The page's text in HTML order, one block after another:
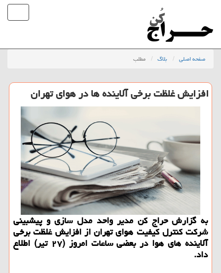
صفحه اصلی بلاگ مطلب
افزایش غلظت برخی آلاینده ها در هوای تهران
به گزارش حراج كن مدیر واحد مدل سازی و پیشبینی
شركت كنترل كیفیت هوای تهران از افزایش غلظت برخی
آلاینده های هوا در بعضی ساعات امروز (۲۷ تیر) اطلاع
داد.